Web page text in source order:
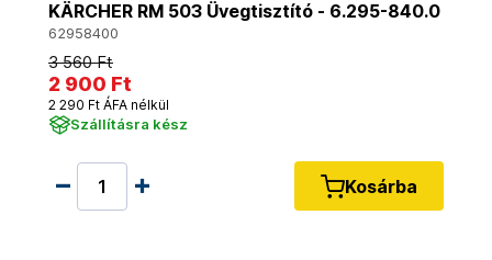
KÄRCHER RM 503 Üvegtisztító - 6.295-840.0
62958400
3 560 Ft
2 900 Ft
2 290 Ft ÁFA nélkül
Szállításra kész
Kosárba